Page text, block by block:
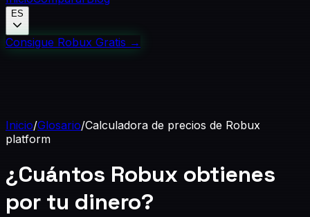
ES
Consigue Robux Gratis →
Inicio/Glosario/Calculadora de precios de Robux
platform
¿Cuántos Robux obtienes
por tu dinero?